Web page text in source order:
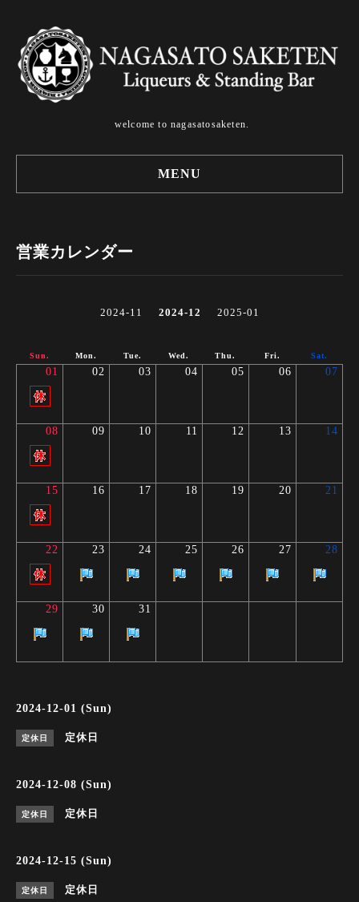
welcome to nagasatosaketen.
MENU
営業カレンダー
2024-11 2024-12 2025-01
Sun. Mon. Tue. Wed. Thu. Fri. Sat.
01 02 03 04 05 06 07
08 09 10 11 12 13 14
15 16 17 18 19 20 21
22 23 24 25 26 27 28
29 30 31
2024-12-01 (Sun)
定休日 定休日
2024-12-08 (Sun)
定休日 定休日
2024-12-15 (Sun)
定休日 定休日